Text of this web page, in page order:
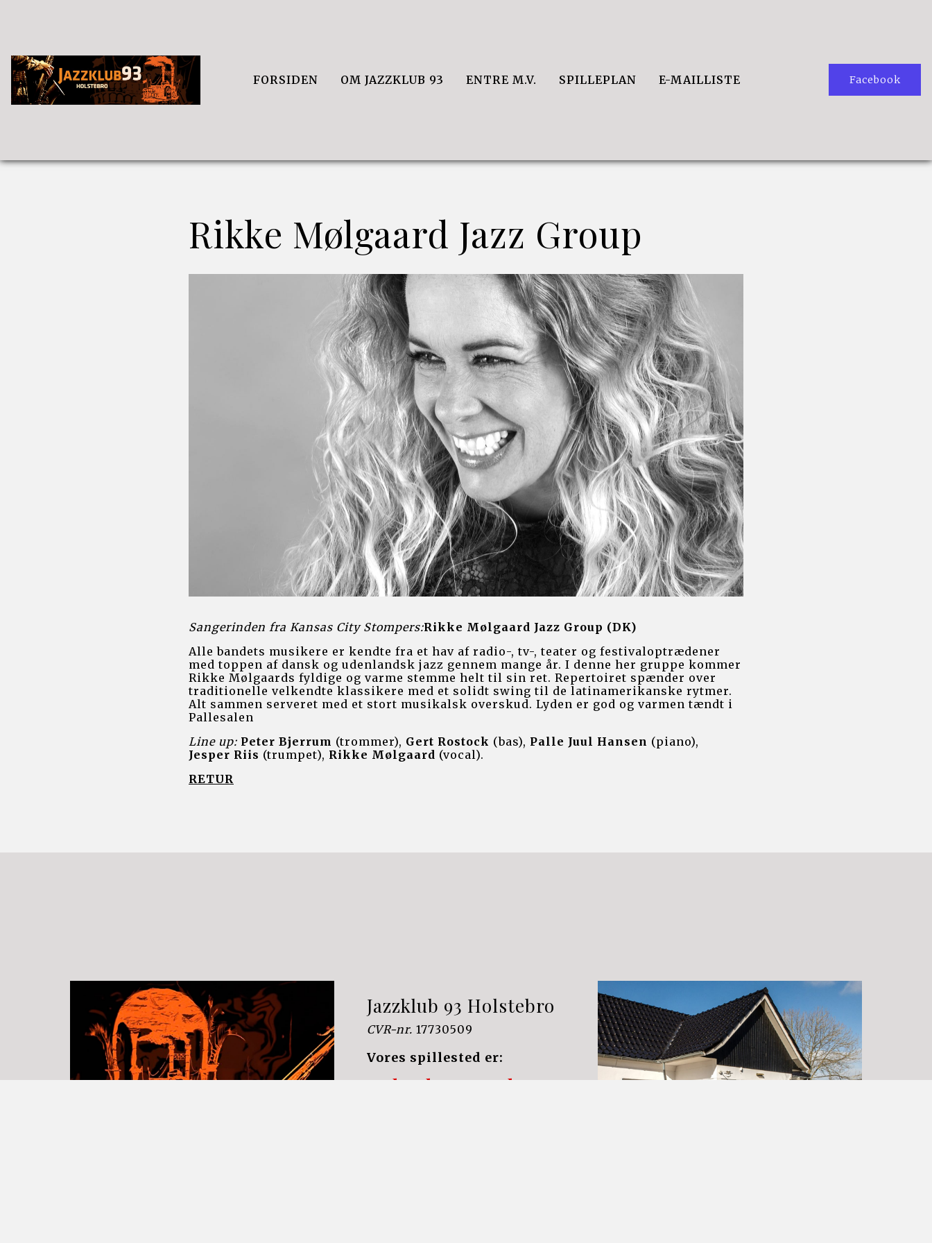
FORSIDEN OM JAZZKLUB 93 ENTRE M.V. SPILLEPLAN E-MAILLISTE Facebook
Rikke Mølgaard Jazz Group
Sangerinden fra Kansas City Stompers:Rikke Mølgaard Jazz Group (DK)
Alle bandets musikere er kendte fra et hav af radio-, tv-, teater og festivaloptrædener
med toppen af dansk og udenlandsk jazz gennem mange år. I denne her gruppe kommer
Rikke Mølgaards fyldige og varme stemme helt til sin ret. Repertoiret spænder over
traditionelle velkendte klassikere med et solidt swing til de latinamerikanske rytmer.
Alt sammen serveret med et stort musikalsk overskud. Lyden er god og varmen tændt i
Pallesalen
Line up: Peter Bjerrum (trommer), Gert Rostock (bas), Palle Juul Hansen
Jesper Riis (trumpet), Rikke Mølgaard (vocal).
RETUR
Jazzklub 93 Holstebro
CVR-nr. 17730509
Vores spillested er:
Kulturhuset Laden